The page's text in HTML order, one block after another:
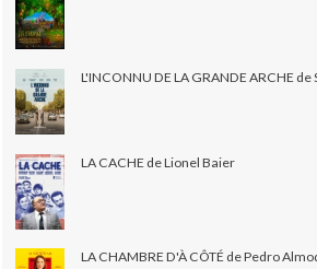
L'INCONNU DE LA GRANDE ARCHE
LA CACHE de Lionel Baier
LA CHAMBRE D'À CÔTÉ de Pedro